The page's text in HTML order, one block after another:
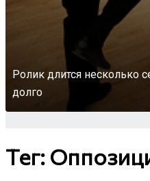
Ролик длится несколько
долго
Тег: